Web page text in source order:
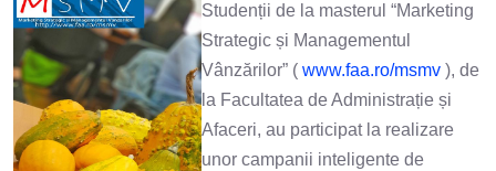
Studenții de la masterul “Marketing
Strategic și Managementul
Vânzărilor” ( www.faa.ro/msmv ), de
la Facultatea de Administrație și
Afaceri, au participat la realizare
unor campanii inteligente de